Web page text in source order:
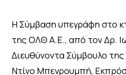
Η Σύμβαση υπεγράφη στο
της ΟΛΘ Α.Ε., από τον Δρ.
Διευθύνοντα Σύμβουλο
Ντίνο Μπενρουμπή,